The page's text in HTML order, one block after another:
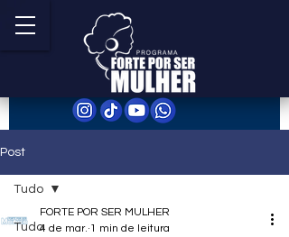
Post
Tudo
Tudo
FORTE POR SER MULHER
4 de mar. 1 min de leitura